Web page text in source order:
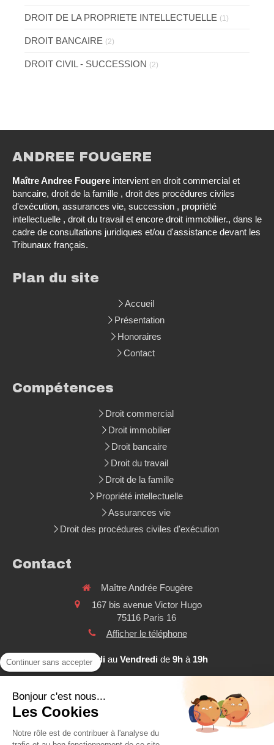
DROIT DE LA PROPRIETE INTELLECTUELLE (1)
DROIT BANCAIRE (2)
DROIT CIVIL - SUCCESSION (2)
ANDREE FOUGERE
Maître Andree Fougere intervient en droit commercial et
bancaire, droit de la famille , droit des procédures civiles
d'exécution, assurances vie, succession , propriété
intellectuelle , droit du travail et encore droit immobilier., dans le
cadre de consultations juridiques et/ou d'assistance devant les
Tribunaux français.
Plan du site
Accueil
Présentation
Honoraires
Contact
Compétences
Droit commercial
Droit immobilier
Droit bancaire
Droit du travail
Droit de la famille
Propriété intellectuelle
Assurances vie
Droit des procédures civiles d'exécution
Contact
Maître Andrée Fougère
167 bis avenue Victor Hugo
75116 Paris 16
Afficher le téléphone
DuLundi au Vendredi de 9hà 19h
©2021 ANDREE FOUGERE - Avocat à Paris 16
Continuer sans accepter
Bonjour c'est nous...
Les Cookies
Notre rôle est de contribuer à l'analyse du